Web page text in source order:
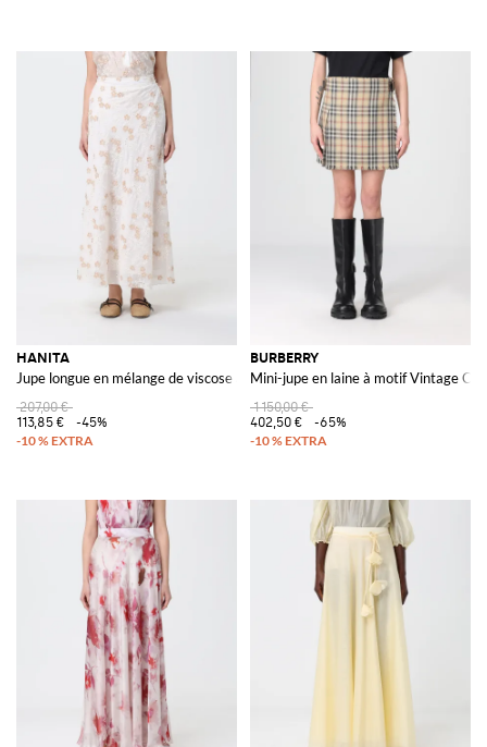
HANITA
Jupe longue en mélange de viscose avec broderie florale
207,00 €
113,85 €
-45%
BURBERRY
Mini-jupe en laine à motif Vintage
1 150,00 €
402,50 €
-65%